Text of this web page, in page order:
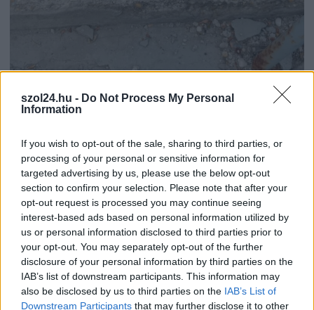
szol24.hu - Do Not Process My Personal
Information
If you wish to opt-out of the sale, sharing to third parties, or
processing of your personal or sensitive information for
targeted advertising by us, please use the below opt-out
section to confirm your selection. Please note that after your
opt-out request is processed you may continue seeing
interest-based ads based on personal information utilized by
us or personal information disclosed to third parties prior to
your opt-out. You may separately opt-out of the further
disclosure of your personal information by third parties on the
IAB’s list of downstream participants. This information may
also be disclosed by us to third parties on the IAB’s List of
Downstream Participants that may further disclose it to other
Csendélet 5.0: alig balesetveszélyes lépcső és
remek állapotban levő buszmegálló mutatja, hogy
Szolnok mennyire élhető város
Ha csak ezeket a képeket látnánk, azt gondolnánk, hogy az
egyik leglepusztultabb balkáni vidéken járunk, de...
Szolnok